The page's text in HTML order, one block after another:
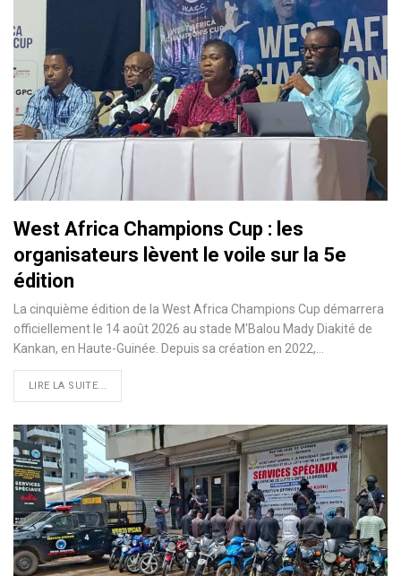
West Africa Champions Cup : les
organisateurs lèvent le voile sur la 5e
édition
La cinquième édition de la West Africa Champions Cup démarrera
officiellement le 14 août 2026 au stade M'Balou Mady Diakité de
Kankan, en Haute-Guinée. Depuis sa création en 2022,…
LIRE LA SUITE...